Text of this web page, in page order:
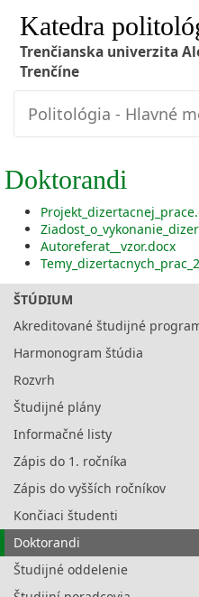
Katedra
Trenčianska univerzita
Trenčíne
Politológia - Hlavné
Doktorandi
Autoreferat__vzor.docx
ŠTÚDIUM
Akreditované študijné
Harmonogram štúdia
Rozvrh
Študijné plány
Informačné listy
Zápis do 1. ročníka
Zápis do vyšších ročníkov
Končiaci študenti
Doktorandi
Študijné oddelenie